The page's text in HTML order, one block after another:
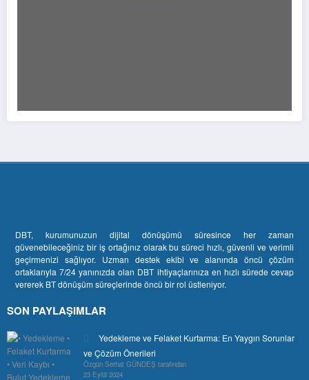
DBT, kurumunuzun dijital dönüşümü süresince her zaman
güvenebileceğiniz bir iş ortağınız olarak bu süreci hızlı, güvenli ve verimli
geçirmenizi sağlıyor. Uzman destek ekibi ve alanında öncü çözüm
ortaklarıyla 7/24 yanınızda olan DBT ihtiyaçlarınıza en hızlı sürede cevap
vererek BT dönüşüm süreçlerinde öncü bir rol üstleniyor.
SON PAYLAŞIMLAR
Yedekleme ve Felaket Kurtarma: En Yaygın Sorunlar
ve Çözüm Önerileri
Özgün Serhat GÜNDEŞ tarafından
23 Eylül 2024